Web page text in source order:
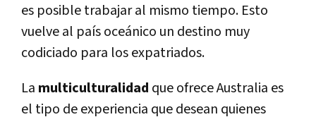
es posible trabajar al mismo tiempo. Esto
vuelve al país oceánico un destino muy
codiciado para los expatriados.
La multiculturalidad que ofrece Australia es
el tipo de experiencia que desean quienes